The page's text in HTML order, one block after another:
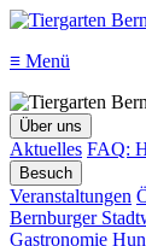
≡ Menü
Über uns
Aktuelles FAQ:
Besuch
Veranstaltungen
Bernburger
Gastronomie